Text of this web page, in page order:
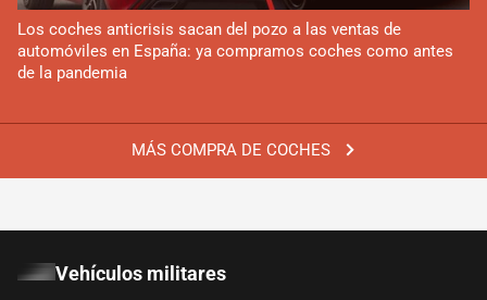
MÁS COMPRA DE COCHES
Los coches anticrisis sacan del pozo a las ventas de
automóviles en España: ya compramos coches como antes
de la pandemia
Vehículos militares